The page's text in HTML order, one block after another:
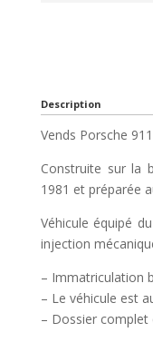
Description
Vends Porsche
Construite sur la
1981 et préparée
Véhicule équipé
injection
– Immatriculation
– Le véhicule est
– Dossier complet